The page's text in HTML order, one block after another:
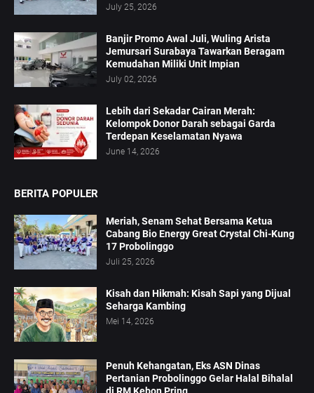
July 25, 2026
Banjir Promo Awal Juli, Wuling Arista
Jemursari Surabaya Tawarkan Beragam
Kemudahan Miliki Unit Impian
July 02, 2026
Lebih dari Sekadar Cairan Merah:
Kelompok Donor Darah sebagai Garda
Terdepan Keselamatan Nyawa
June 14, 2026
BERITA POPULER
Meriah, Senam Sehat Bersama Ketua
Cabang Bio Energy Great Crystal Chi-Kung
17 Probolinggo
Juli 25, 2026
Kisah dan Hikmah: Kisah Sapi yang Dijual
Seharga Kambing
Mei 14, 2026
Penuh Kehangatan, Eks ASN Dinas
Pertanian Probolinggo Gelar Halal Bihalal